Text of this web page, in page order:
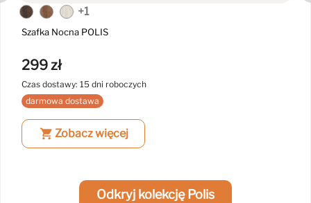
+1
Szafka Nocna POLIS
299 zł
Czas dostawy: 15 dni roboczych
darmowa dostawa
shopping_cart Zobacz więcej
Odkryj kolekcję Polis